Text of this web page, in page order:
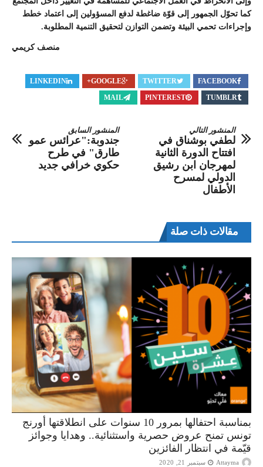
كما تحوّل الجمهور إلى قوّة ضاغطة لدفع المسؤولين إلى اعتماد خطط
وإجراءات تحمي البيئة وتضمن التوازن لتحقيق التنمية المطلوبة.
منصف كريمي
FACEBOOK
TWITTER
GOOGLE+
LINKEDIN
TUMBLR
PINTEREST
MAIL
المنشور السابق
جندوبة:"عرائس عمو
طارق" في طرح
حكوي خرافي جديد
المنشور التالي
لطفي بوشناق في
افتتاح الدورة الثانية
لمهرجان ابن رشيق
الدولي لمسرح
الأطفال
مقالات ذات صلة
بمناسبة احتفالها بمرور 10 سنوات على انطلاقتها أورنج
تونس تمنح عروض حصرية واستثنائية.. وهدايا وجوائز
قيّمة في انتظار الفائزين
Attayma سبتمبر 21, 2020